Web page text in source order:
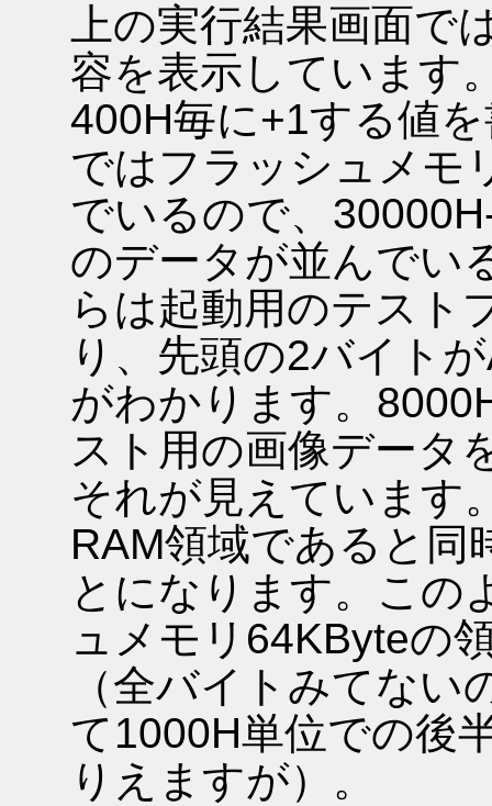
上の実行結果画面で
容を表示しています
400H毎に+1する値
ではフラッシュメモ
でいるので、
のデータが並んでい
らは起動用のテスト
り、先頭の2バイト
がわかります。
スト用の画像データ
それが見えています
RAM領域であると同
とになります。この
ュメモリ64KByteの
（全バイトみてな
て1000H単位での後
りえますが）。